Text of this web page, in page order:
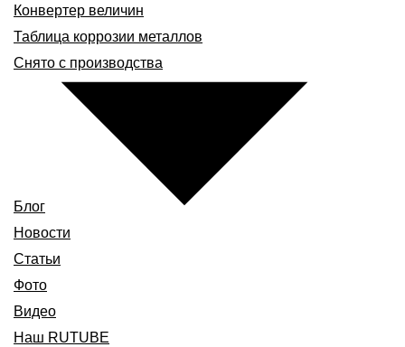
Конвертер величин
Таблица коррозии металлов
Снято с производства
Блог
Новости
Статьи
Фото
Видео
Наш RUTUBE